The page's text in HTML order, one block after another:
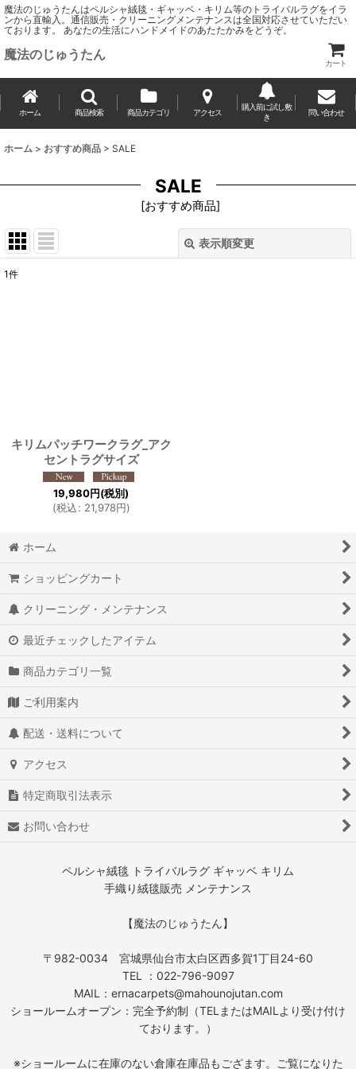
魔法のじゅうたんはペルシャ絨毯・ギャッベ・キリム等のトライバルラグをイラ
ンから直輸入。通信販売・クリーニングメンテナンスは全国対応させていただい
ております。 あなたの生活にハンドメイドのあたたかみをどうぞ。
魔法のじゅうたん
カート
ホーム 商品検索 商品カテゴリ アクセス
購入前に試し敷
き
問い合わせ
ホーム > おすすめ商品 > SALE
SALE
[おすすめ商品]
表示順変更
1件
キリムパッチワークラグ_アク
セントラグサイズ
19,980円(税別)
(税込: 21,978円)
ホーム
ショッピングカート
クリーニング・メンテナンス
最近チェックしたアイテム
商品カテゴリ一覧
ご利用案内
配送・送料について
アクセス
特定商取引法表示
お問い合わせ
ペルシャ絨毯 トライバルラグ ギャッベ キリム
手織り絨毯販売 メンテナンス
【魔法のじゅうたん】
〒982-0034 宮城県仙台市太白区西多賀1丁目24-60
TEL ：022-796-9097
MAIL：ernacarpets@mahounojutan.com
ショールームオープン：完全予約制（TELまたはMAILより受け付け
ております。）
※ショールームに在庫のない倉庫在庫品もござます。ご覧になりた